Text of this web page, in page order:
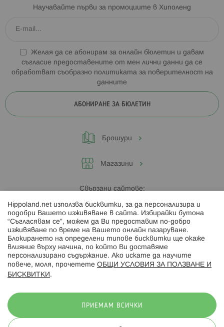
Научавайте първи за промоциите в Хиполенд
Желая да се абонирам за онлайн бюлетин и давам
съгласие предоставените от мен лични данни да се
обработват съобразно политиката за поверителност на
данните
АБОНИРАНЕ ЗА БЮЛЕТИН
Брошури
Магазини
Свързани сайтове:
Hippoland.ro
Последвайте ни:
Hippoland.net използва бисквитки, за да персонализира и
подобри Вашето изживяване в сайта. Избирайки бутона
“Съгласявам се”, можем да Ви предоставим по-добро
изживяване по време на Вашето онлайн пазаруване.
Блокирането на определени типове бисквитки ще окаже
влияние върху начина, по който Ви доставяме
персонализирано съдържание. Ако искате да научите
повече, моля, прочетете ОБЩИ УСЛОВИЯ ЗА ПОЛЗВАНЕ И
БИСКВИТКИ .
ПРИЕМАМ ВСИЧКИ